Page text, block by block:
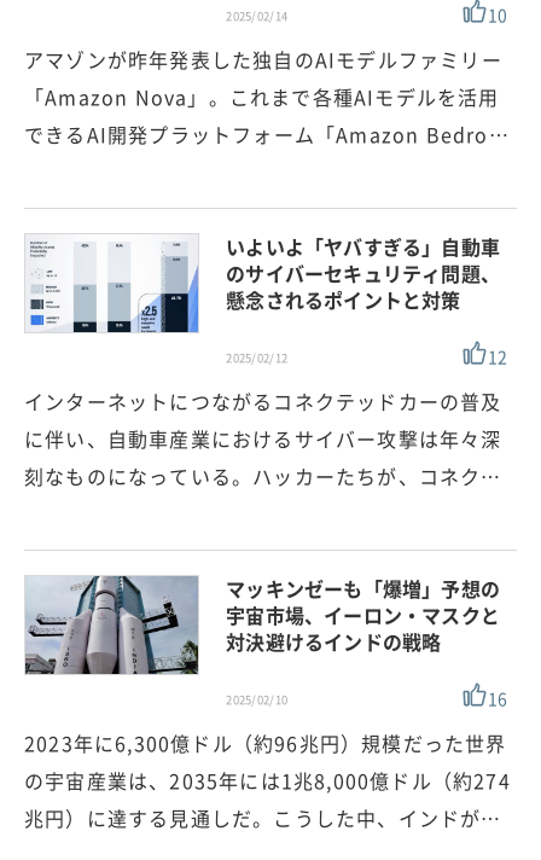
2025/02/14 10
アマゾンが昨年発表した独自のAIモデルファミリー
「Amazon Nova」。これまで各種AIモデルを活用
できるAI開発プラットフォーム「Amazon Bedro…
いよいよ「ヤバすぎる」自動車
のサイバーセキュリティ問題、
懸念されるポイントと対策
2025/02/12 12
インターネットにつながるコネクテッドカーの普及
に伴い、自動車産業におけるサイバー攻撃は年々深
刻なものになっている。ハッカーたちが、コネク…
マッキンゼーも「爆増」予想の
宇宙市場、イーロン・マスクと
対決避けるインドの戦略
2025/02/10 16
2023年に6,300億ドル（約96兆円）規模だった世界
の宇宙産業は、2035年には1兆8,000億ドル（約274
兆円）に達する見通しだ。こうした中、インドが…